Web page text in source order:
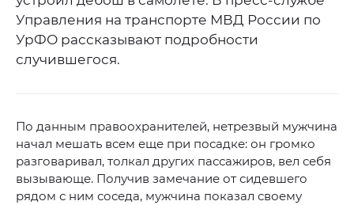
Управления на транспорте МВД России по
УрФО рассказывают подробности
случившегося.
По данным правоохранителей, нетрезвый мужчина
начал мешать всем еще при посадке: он громко
разговаривал, толкал других пассажиров, вел себя
вызывающе. Получив замечание от сидевшего
рядом с ним соседа, мужчина показал своему